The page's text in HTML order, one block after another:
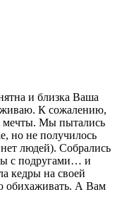
и близка Ваша
К сожалению,
мечты. Мы пытались
но не получилось
людей). Собрались
с подругами… и
кедры на своей
обихаживать. А Вам